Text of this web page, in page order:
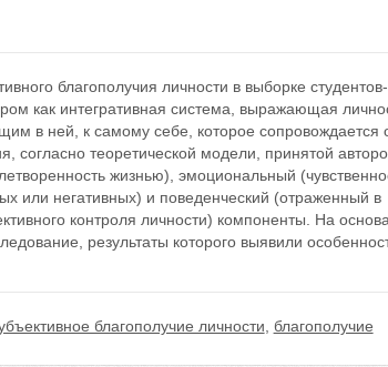
благополучия личности в выборке студентов-
как интегративная система, выражающая
в ней, к самому себе, которое
согласно теоретической модели, принятой
жизнью), эмоциональный
или негативных) и поведенческий (отраженный в
контроля личности) компоненты. На
результаты которого выявили
благополучие личности благополучие